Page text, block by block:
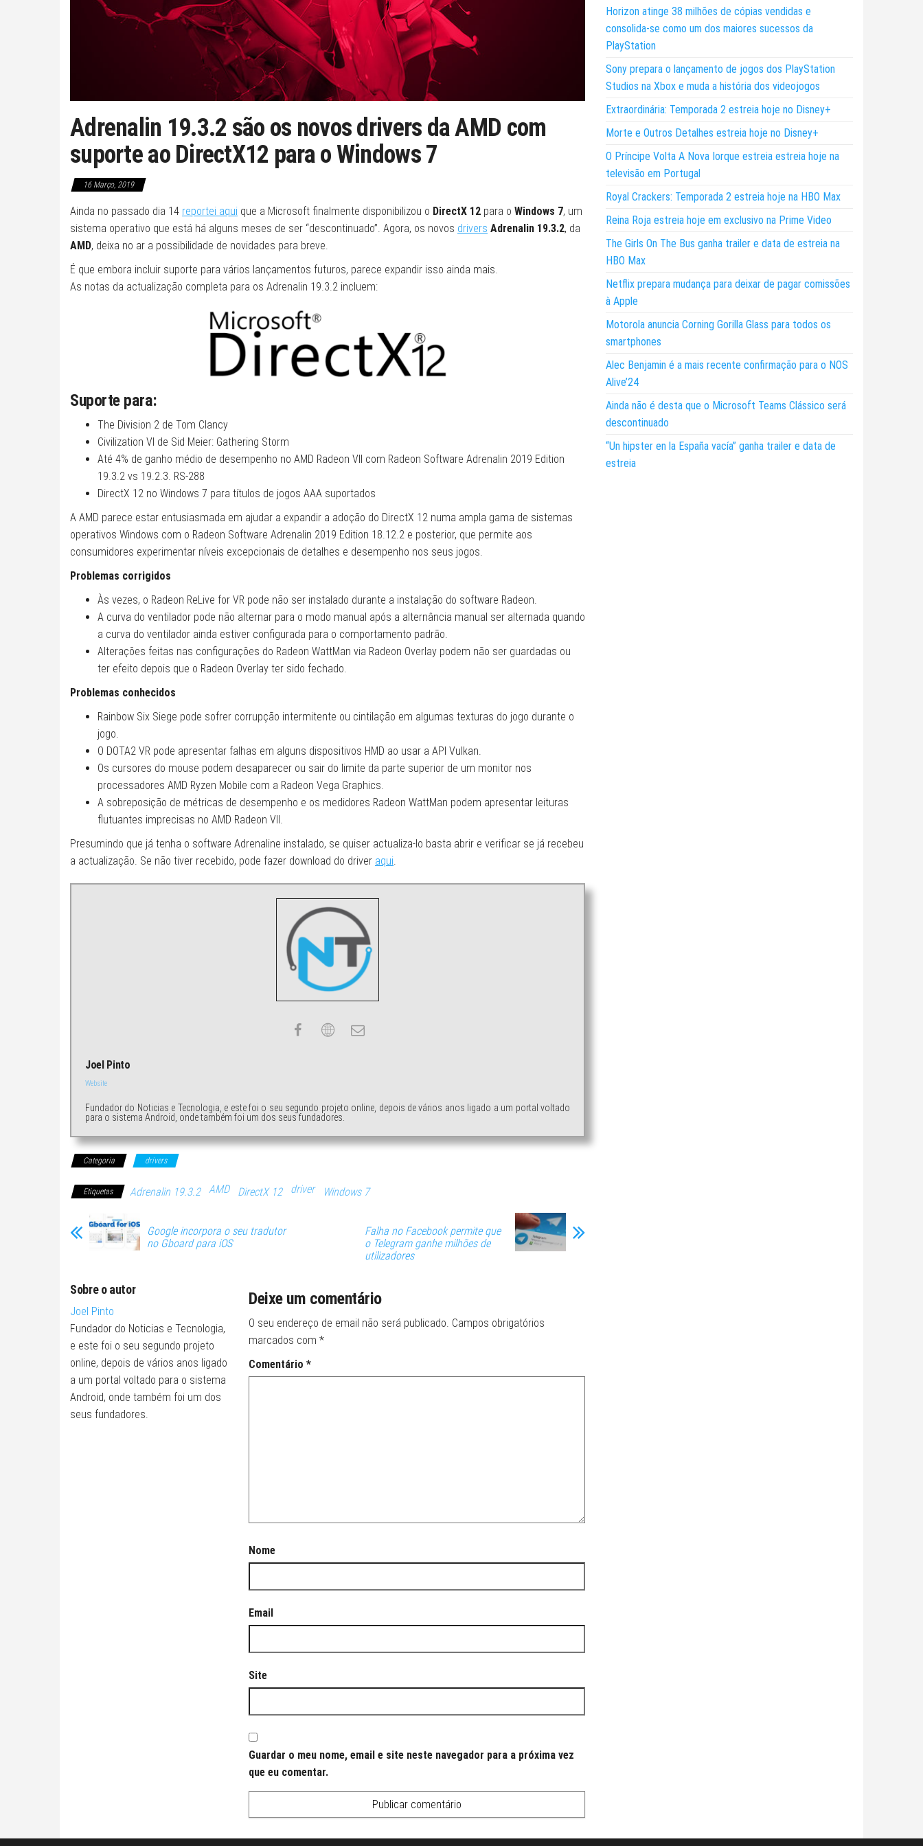
Adrenalin 19.3.2 são os novos drivers da AMD com
suporte ao DirectX12 para o Windows 7
16 Março, 2019
Ainda no passado dia 14 reportei aqui que a Microsoft finalmente disponibilizou o DirectX 12 para o Windows 7, um
sistema operativo que está há alguns meses de ser “descontinuado”. Agora, os novos drivers Adrenalin 19.3.2, da
AMD, deixa no ar a possibilidade de novidades para breve.
É que embora incluir suporte para vários lançamentos futuros, parece expandir isso ainda mais.
As notas da actualização completa para os Adrenalin 19.3.2 incluem:
Suporte para:
The Division 2 de Tom Clancy
Civilization VI de Sid Meier: Gathering Storm
Até 4% de ganho médio de desempenho no AMD Radeon VII com Radeon Software Adrenalin 2019 Edition
19.3.2 vs 19.2.3. RS-288
DirectX 12 no Windows 7 para títulos de jogos AAA suportados
A AMD parece estar entusiasmada em ajudar a expandir a adoção do DirectX 12 numa ampla gama de sistemas
operativos Windows com o Radeon Software Adrenalin 2019 Edition 18.12.2 e posterior, que permite aos
consumidores experimentar níveis excepcionais de detalhes e desempenho nos seus jogos.
Problemas corrigidos
Às vezes, o Radeon ReLive for VR pode não ser instalado durante a instalação do software Radeon.
A curva do ventilador pode não alternar para o modo manual após a alternância manual ser alternada quando
a curva do ventilador ainda estiver configurada para o comportamento padrão.
Alterações feitas nas configurações do Radeon WattMan via Radeon Overlay podem não ser guardadas ou
ter efeito depois que o Radeon Overlay ter sido fechado.
Problemas conhecidos
Rainbow Six Siege pode sofrer corrupção intermitente ou cintilação em algumas texturas do jogo durante o
jogo.
O DOTA2 VR pode apresentar falhas em alguns dispositivos HMD ao usar a API Vulkan.
Os cursores do mouse podem desaparecer ou sair do limite da parte superior de um monitor nos
processadores AMD Ryzen Mobile com a Radeon Vega Graphics.
A sobreposição de métricas de desempenho e os medidores Radeon WattMan podem apresentar leituras
flutuantes imprecisas no AMD Radeon VII.
Presumindo que já tenha o software Adrenaline instalado, se quiser actualiza-lo basta abrir e verificar se já recebeu
a actualização. Se não tiver recebido, pode fazer download do driver aqui.
Joel Pinto
Website
Fundador do Noticias e Tecnologia, e este foi o seu segundo projeto online, depois de vários anos ligado a um portal voltado
para o sistema Android, onde também foi um dos seus fundadores.
Categoria drivers
Etiquetas Adrenalin 19.3.2 AMD DirectX 12 driver Windows 7
Google incorpora o seu tradutor
no Gboard para iOS
Falha no Facebook permite que
o Telegram ganhe milhões de
utilizadores
Sobre o autor
Joel Pinto
Fundador do Noticias e Tecnologia,
e este foi o seu segundo projeto
online, depois de vários anos ligado
a um portal voltado para o sistema
Android, onde também foi um dos
seus fundadores.
Deixe um comentário
O seu endereço de email não será publicado. Campos obrigatórios
marcados com *
Comentário *
Nome
Email
Site
Guardar o meu nome, email e site neste navegador para a próxima vez
que eu comentar.
Horizon atinge 38 milhões de cópias vendidas e
consolida-se como um dos maiores sucessos da
PlayStation
Sony prepara o lançamento de jogos dos PlayStation
Studios na Xbox e muda a história dos videojogos
Extraordinária: Temporada 2 estreia hoje no Disney+
Morte e Outros Detalhes estreia hoje no Disney+
O Príncipe Volta A Nova Iorque estreia estreia hoje na
televisão em Portugal
Royal Crackers: Temporada 2 estreia hoje na HBO Max
Reina Roja estreia hoje em exclusivo na Prime Video
The Girls On The Bus ganha trailer e data de estreia na
HBO Max
Netflix prepara mudança para deixar de pagar comissões
à Apple
Motorola anuncia Corning Gorilla Glass para todos os
smartphones
Alec Benjamin é a mais recente confirmação para o NOS
Alive’24
Ainda não é desta que o Microsoft Teams Clássico será
descontinuado
“Un hipster en la España vacía” ganha trailer e data de
estreia